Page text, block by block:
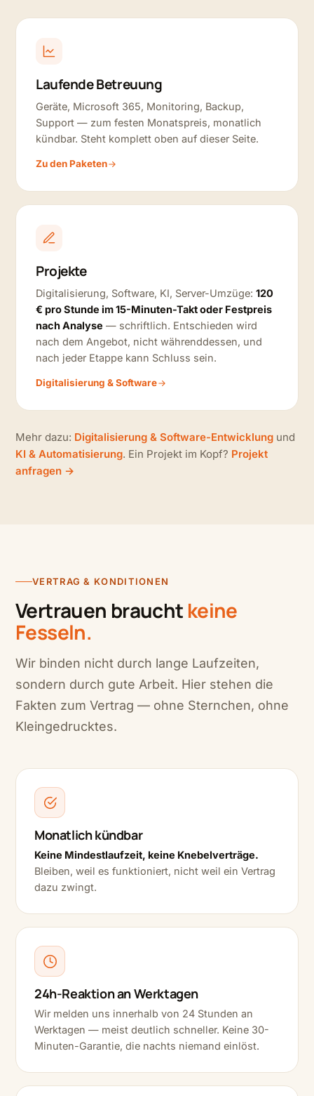
Laufende Betreuung
Geräte, Microsoft 365, Monitoring, Backup,
Support — zum festen Monatspreis, monatlich
kündbar. Steht komplett oben auf dieser Seite.
Zu den Paketen
Projekte
Digitalisierung, Software, KI, Server-Umzüge: 120
€ pro Stunde im 15-Minuten-Takt oder Festpreis
nach Analyse — schriftlich. Entschieden wird
nach dem Angebot, nicht währenddessen, und
nach jeder Etappe kann Schluss sein.
Digitalisierung & Software
Mehr dazu: Digitalisierung & Software-Entwicklung und
KI & Automatisierung. Ein Projekt im Kopf? Projekt
anfragen →
VERTRAG & KONDITIONEN
Vertrauen braucht keine
Fesseln.
Wir binden nicht durch lange Laufzeiten,
sondern durch gute Arbeit. Hier stehen die
Fakten zum Vertrag — ohne Sternchen, ohne
Kleingedrucktes.
Monatlich kündbar
Keine Mindestlaufzeit, keine Knebelverträge.
Bleiben, weil es funktioniert, nicht weil ein Vertrag
dazu zwingt.
24h-Reaktion an Werktagen
Wir melden uns innerhalb von 24 Stunden an
Werktagen — meist deutlich schneller. Keine 30-
Minuten-Garantie, die nachts niemand einlöst.